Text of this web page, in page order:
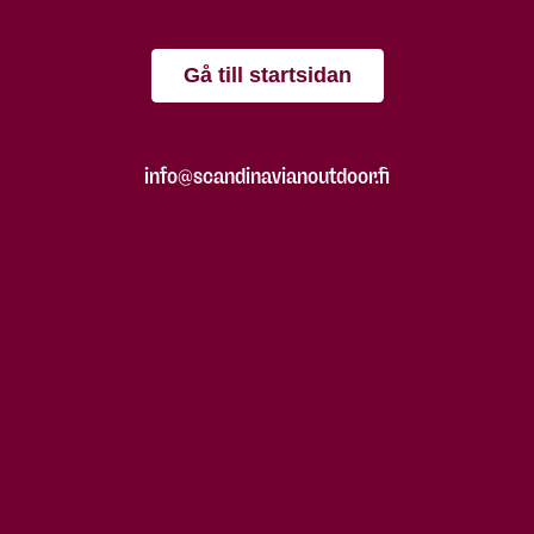
Gå till startsidan
info@scandinavianoutdoor.fi